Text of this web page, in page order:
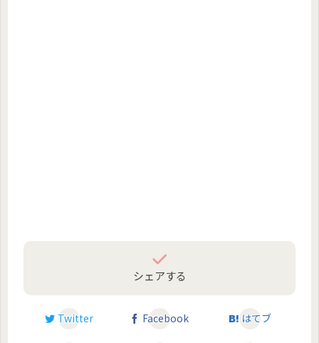
シェアする
Twitter Facebook はてブ